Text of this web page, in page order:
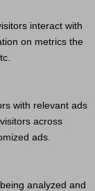
interact with
on metrics the
with relevant ads
across
ads.
analyzed and